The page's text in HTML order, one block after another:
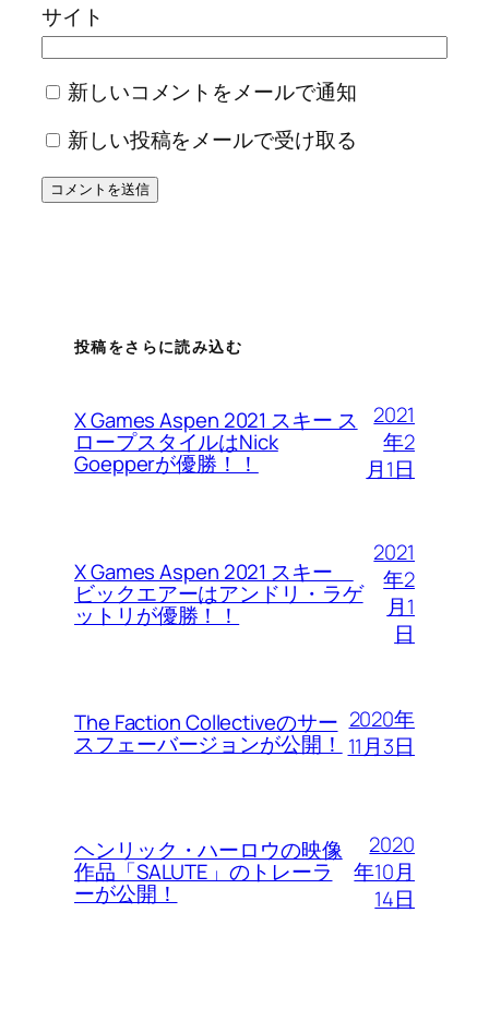
サイト
新しいコメントをメールで通知
新しい投稿をメールで受け取る
投稿をさらに読み込む
X Games Aspen 2021 スキー ス
ロープスタイルはNick
Goepperが優勝！！
2021
年2
月1日
X Games Aspen 2021 スキー
ビックエアーはアンドリ・ラゲ
ットリが優勝！！
2021
年2
月1
日
The Faction Collectiveのサー
スフェーバージョンが公開！
2020年
11月3日
ヘンリック・ハーロウの映像
作品「SALUTE」のトレーラ
ーが公開！
2020
年10月
14日